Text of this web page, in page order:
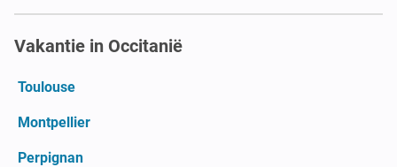
Vakantie in Occitanië
Toulouse
Montpellier
Perpignan